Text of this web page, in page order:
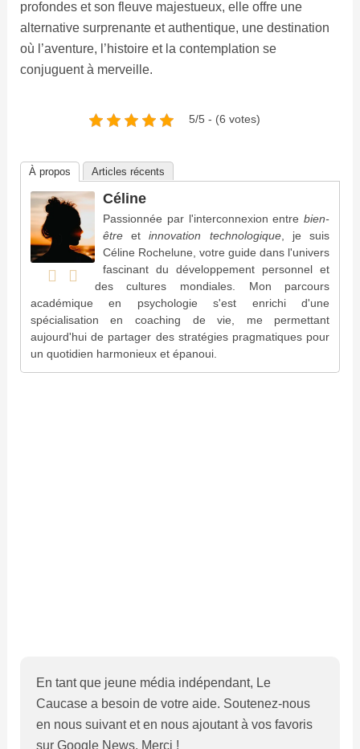
profondes et son fleuve majestueux, elle offre une
alternative surprenante et authentique, une destination
où l’aventure, l’histoire et la contemplation se
conjuguent à merveille.
5/5 - (6 votes)
À propos Articles récents
Céline
Passionnée par l'interconnexion entrebien-
êtreetinnovation technologique, je suis
Céline Rochelune, votre guide dans l'univers
fascinant du développement personnel et
des cultures mondiales. Mon parcours
académique en psychologie s'est enrichi d'une
spécialisation en coaching de vie, me permettant
aujourd'hui de partager des stratégies pragmatiques pour
un quotidien harmonieux et épanoui.
En tant que jeune média indépendant, Le
Caucase a besoin de votre aide. Soutenez-nous
en nous suivant et en nous ajoutant à vos favoris
sur Google News. Merci !